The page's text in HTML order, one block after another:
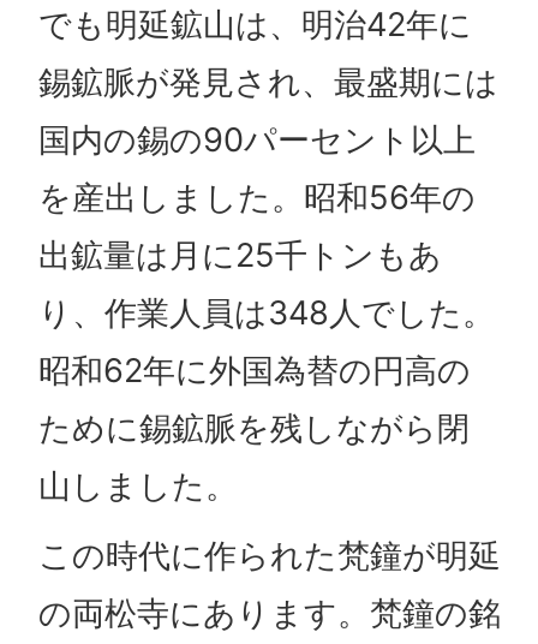
でも明延鉱山は、明治42年に
錫鉱脈が発見され、最盛期には
国内の錫の90パーセント以上
を産出しました。昭和56年の
出鉱量は月に25千トンもあ
り、作業人員は348人でした。
昭和62年に外国為替の円高の
ために錫鉱脈を残しながら閉
山しました。
この時代に作られた梵鐘が明延
の両松寺にあります。梵鐘の銘